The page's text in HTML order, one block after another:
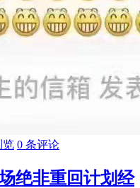
览 0 条评论
绝非重回计划经